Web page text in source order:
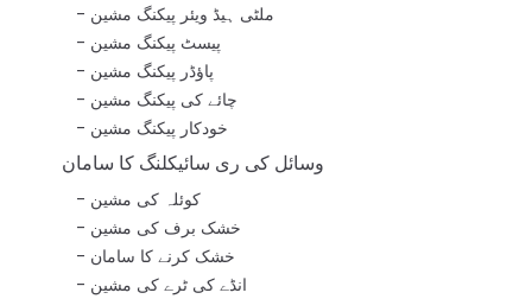
ملٹی ہیڈ ویئر پیکنگ مشین
پیسٹ پیکنگ مشین
پاؤڈر پیکنگ مشین
چائے کی پیکنگ مشین
خودکار پیکنگ مشین
وسائل کی ری سائیکلنگ کا سامان
کوئلہ کی مشین
خشک برف کی مشین
خشک کرنے کا سامان
انڈے کی ٹرے کی مشین